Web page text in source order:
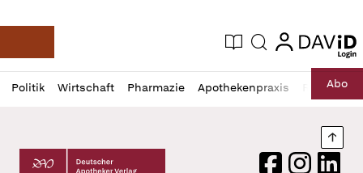
Deutsche Apotheker Zeitung
Aktuelle Ausgabe
Suche login
login
Politik Wirtschaft Pharmazie Apothekenpraxis RechtAbo
Profil
öffnen
Daz
Pur
Deutscher Apotheker Verlag Logo
FacebookInstagram